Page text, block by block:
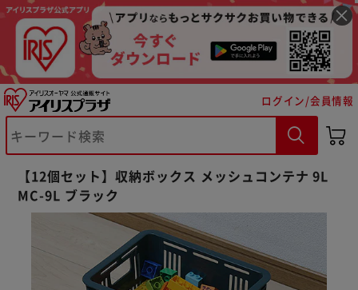
ログイン/会員情報
【12個セット】収納ボックス メッシュコンテナ 9L
MC-9L ブラック
※ご確認ください
カートに入れる 購入手続きへ